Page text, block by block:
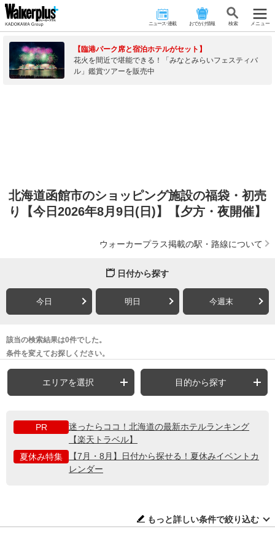
ニュース･連載 おでかけ情報 検 索 メニュー
【臨港パーク席と宿泊ホテルがセット】
花火を間近で堪能できる！「みなとみらいフェスティバ
ル」鑑賞ツアーを販売中
北海道函館市のショッピング施設の福袋・初売
り【今日2026年8月9日(日)】【夕方・夜開催】
ウォーカープラス掲載の駅・路線について
日付から探す
今日 明日 今週末
該当の検索結果は0件でした。
条件を変えてお探しください。
エリアを選択 目的から探す
PR
迷ったらココ！北海道の最新ホテルランキング
【楽天トラベル】
夏休み特集
【7月・8月】日付から探せる！夏休みイベントカ
レンダー
もっと詳しい条件で絞り込む